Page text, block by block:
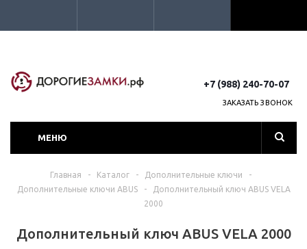
+7 (988) 240-70-07
ЗАКАЗАТЬ ЗВОНОК
МЕНЮ
Главная - Каталог - Дополнительные ключи
-
Дополнительные ключи ABUS
-
Дополнительный ключ ABUS VELA
2000
Дополнительный ключ ABUS VELA 2000